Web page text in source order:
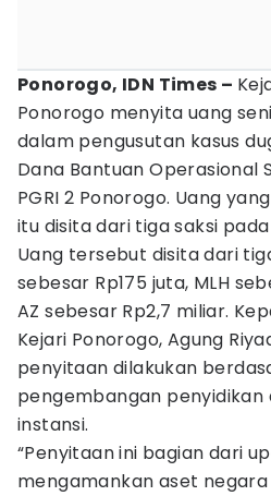
Ponorogo, IDN Times –
Ponorogo menyita uang
dalam pengusutan kasus
Dana Bantuan Operasional
PGRI 2 Ponorogo. Uang
itu disita dari tiga saksi
Uang tersebut disita dari
sebesar Rp175 juta, MLH
AZ sebesar Rp2,7 miliar.
Kejari Ponorogo, Agung
penyitaan dilakukan
pengembangan penyidikan
instansi.
“Penyitaan ini bagian dari
mengamankan aset